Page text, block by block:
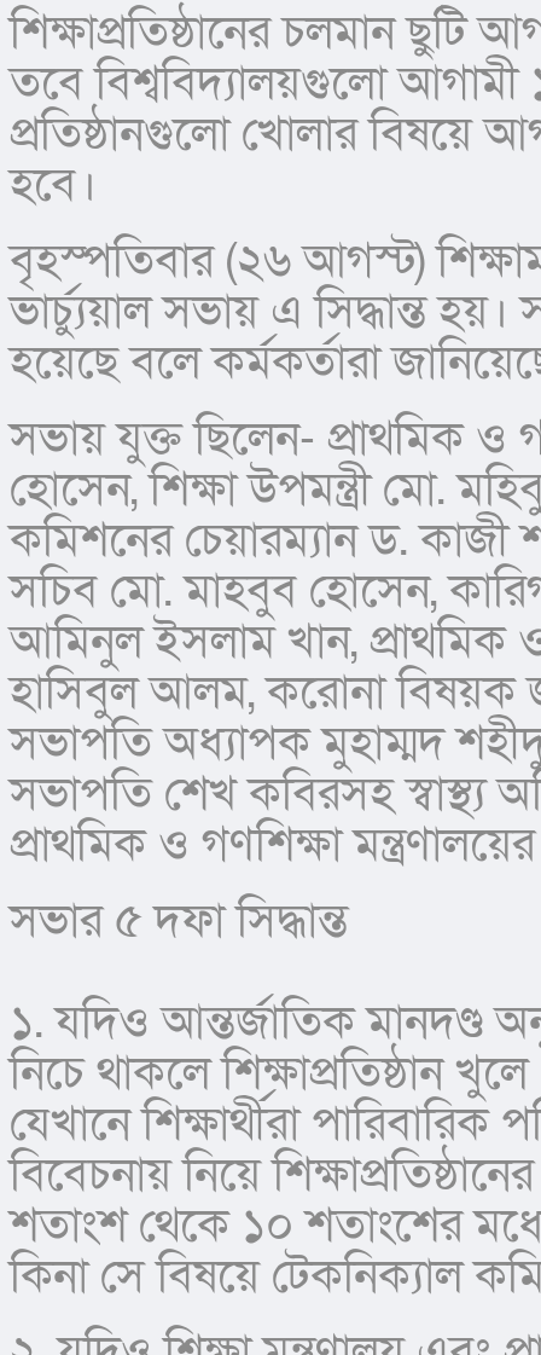
শিক্ষাপ্রতিষ্ঠানের চলমান ছুটি
তবে বিশ্ববিদ্যালয়গুলো
প্রতিষ্ঠানগুলো খোলার বিষয়ে
হবে।
বৃহস্পতিবার (২৬ আগস্ট)
ভার্চ্যুয়াল সভায় এ সিদ্ধান্ত হয়।
হয়েছে বলে কর্মকর্তারা
সভায় যুক্ত ছিলেন- প্রাথমিক ও
হোসেন, শিক্ষা উপমন্ত্রী মো.
কমিশনের চেয়ারম্যান ড. কাজী
সচিব মো. মাহবুব হোসেন,
আমিনুল ইসলাম খান, প্রাথমিক
হাসিবুল আলম, করোনা বিষয়ক
সভাপতি অধ্যাপক মুহাম্মদ
সভাপতি শেখ কবিরসহ স্বাস্থ্য
প্রাথমিক ও গণশিক্ষা মন্ত্রণালয়ের
সভার ৫ দফা সিদ্ধান্ত
১. যদিও আন্তর্জাতিক মানদণ্ড
নিচে থাকলে শিক্ষাপ্রতিষ্ঠান
যেখানে শিক্ষার্থীরা
বিবেচনায় নিয়ে
শতাংশ থেকে ১০ শতাংশের
কিনা সে বিষয়ে টেকনিক্যাল